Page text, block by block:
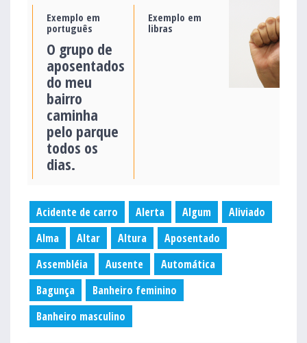
Exemplo em
português
O grupo de
aposentados
do meu
bairro
caminha
pelo parque
todos os
dias.
Exemplo em
libras
Acidente de carro Alerta Algum
Aliviado
Alma
Altar Altura
Aposentado
Assembléia
Ausente
Automática
Bagunça
Banheiro feminino
Banheiro masculino